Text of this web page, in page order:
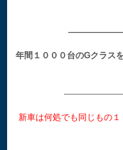
年間１０００台のGクラス
新車は何処でも同じもの